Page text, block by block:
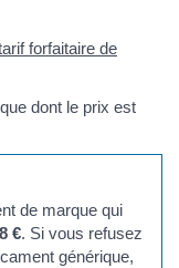
forfaitaire de
nouvel onglet)
dont le prix est
de marque qui
€. Si vous refusez
générique,